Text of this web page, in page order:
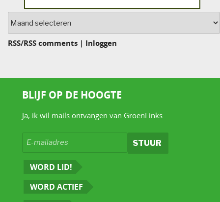
RSS/RSS comments | Inloggen
BLIJF OP DE HOOGTE
Ja, ik wil mails ontvangen van GroenLinks.
WORD LID!
WORD ACTIEF